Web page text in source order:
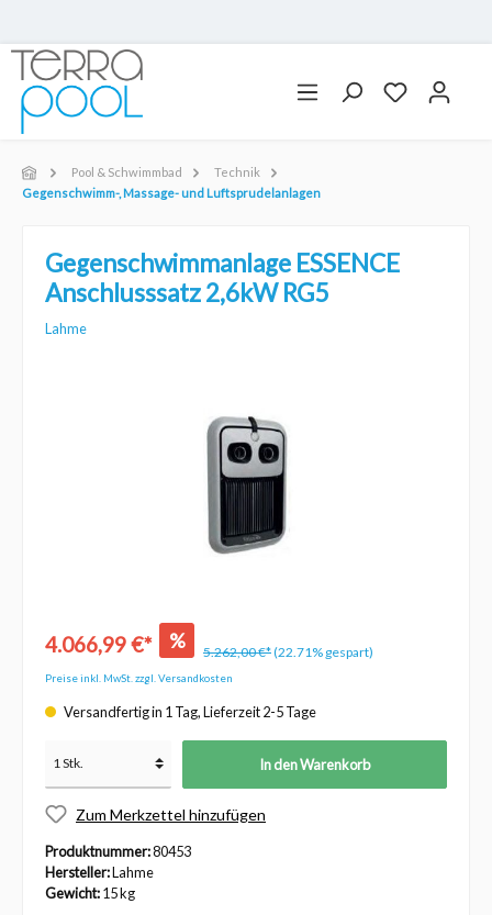
Pool & Schwimmbad
Technik
Gegenschwimm-, Massage- und Luftsprudelanlagen
Gegenschwimmanlage ESSENCE
Anschlusssatz 2,6kW RG5
Lahme
4.066,99 €* % 5.262,00 €*(22.71% gespart)
Preise inkl. MwSt. zzgl. Versandkosten
Versandfertig in 1 Tag, Lieferzeit 2-5 Tage
In den Warenkorb
Zum Merkzettel hinzufügen
Produktnummer:80453
Hersteller:Lahme
Gewicht:15 kg